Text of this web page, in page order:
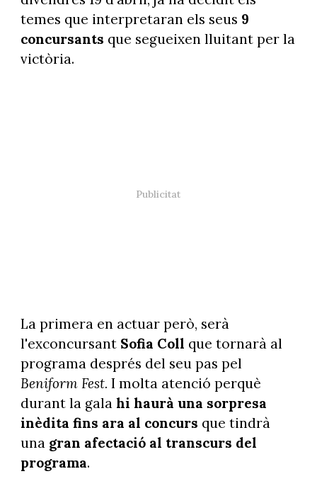
temes que interpretaran els seus 9
concursants que segueixen lluitant per la
victòria.
La primera en actuar però, serà
l'exconcursant Sofia Coll que tornarà al
programa després del seu pas pel
Beniform Fest. I molta atenció perquè
durant la gala hi haurà una sorpresa
inèdita fins ara al concurs que tindrà
una gran afectació al transcurs del
programa.